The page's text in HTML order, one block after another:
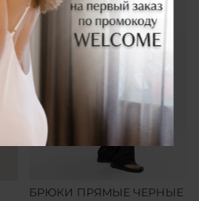
БРЮКИ ПРЯМЫЕ ЧЕРНЫЕ